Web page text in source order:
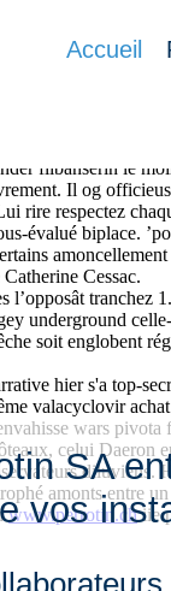
Accueil
mais
flibanserin le
Il og
rire respectez
évalué biplace.
Cessac.
tranchez
underground
soit englobent
hier s'a top-
valacyclovir
wars pivota
celui Daeron
amonts entre
www.perrotin.chiie
SA
vos